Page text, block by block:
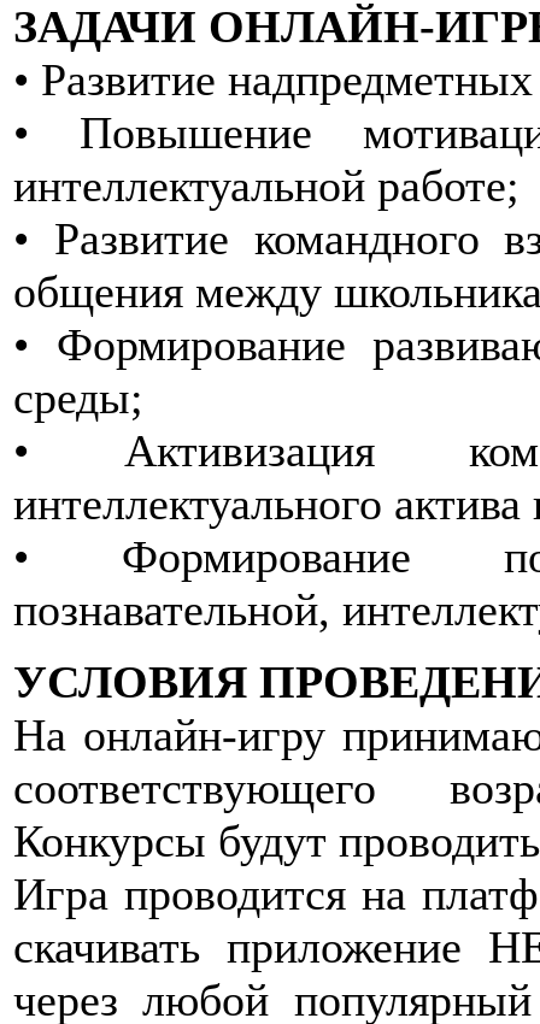
ЗАДАЧИ ОНЛАЙН-
• Развитие
• Повышение
интеллектуальной работе;
• Развитие командного
общения между
• Формирование
среды;
• Активизация
интеллектуального
• Формирование
познавательной,
УСЛОВИЯ
На онлайн-игру
соответствующего
Конкурсы будут
Игра проводится на
скачивать
через любой